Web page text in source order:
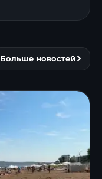
Больше новостей